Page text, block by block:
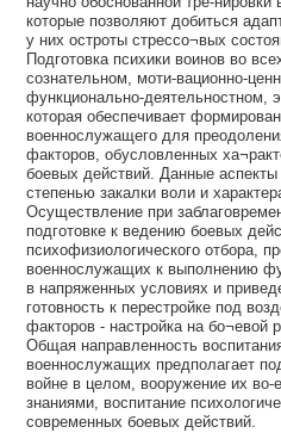
которые позволяют добиться
у них остроты стрессо¬вых
Подготовка психики воинов во
сознательном, моти-вационно-
функционально-деятельностном,
которая обеспечивает
военнослужащего для
факторов, обусловленных
боевых действий. Данные
степенью закалки воли и
Осуществление при
подготовке к ведению боевых
психофизиологического отбора,
военнослужащих к выполнению
в напряженных условиях и
готовность к перестройке под
факторов - настройка на бо¬евой
Общая направленность
военнослужащих предполагает
войне в целом, вооружение их во-
знаниями, воспитание
современных боевых действий.